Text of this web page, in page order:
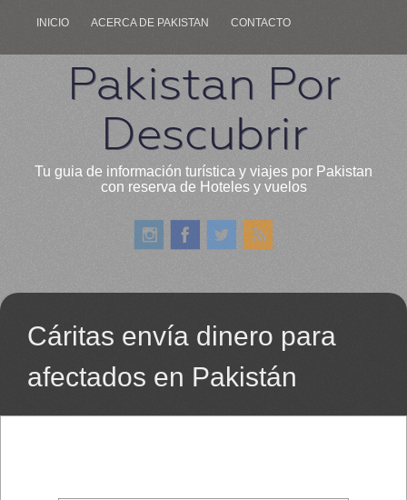
INICIO ACERCA DE PAKISTAN CONTACTO
Pakistan Por
Descubrir
Tu guia de información turística y viajes por Pakistan
con reserva de Hoteles y vuelos
Cáritas envía dinero para
afectados en Pakistán